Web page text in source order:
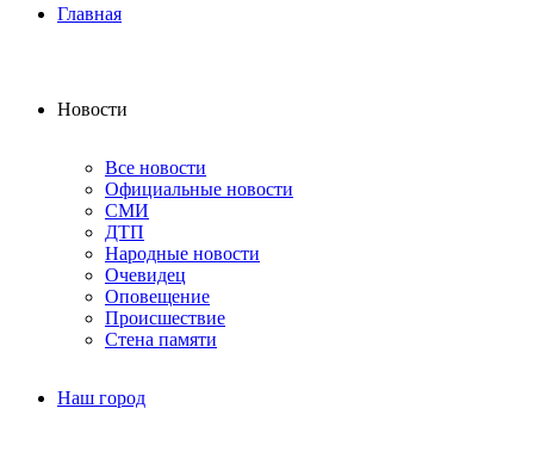
Главная
Новости
Все новости
Официальные новости
СМИ
ДТП
Народные новости
Очевидец
Оповещение
Происшествие
Стена памяти
Наш город